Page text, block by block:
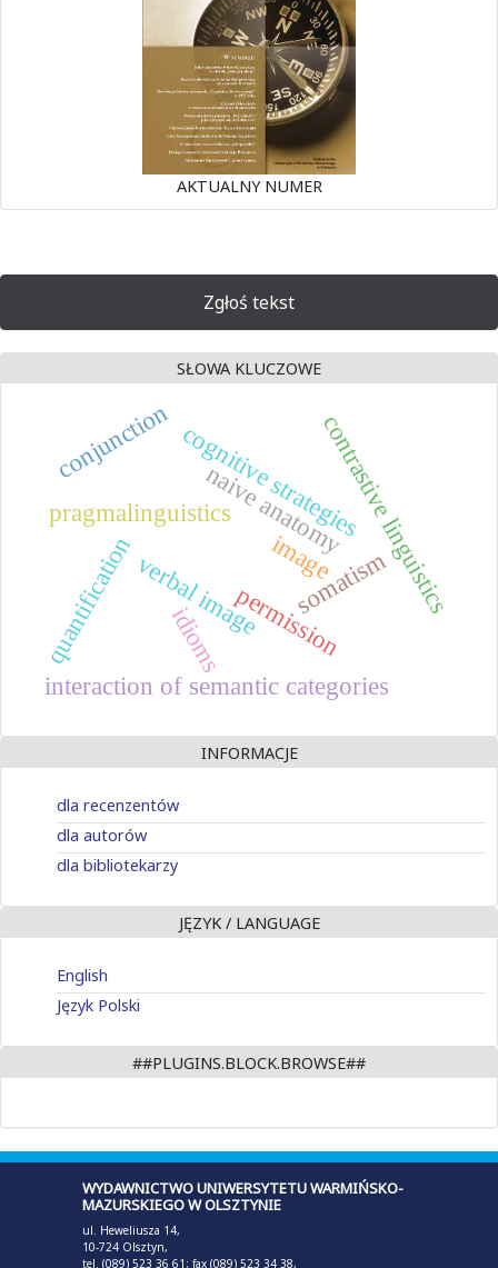
AKTUALNY NUMER
Zgłoś tekst
SŁOWA KLUCZOWE
pragmalinguisticsnaive anatomy
somatism
imagecontrastive linguistics
permission
cognitive strategies
verbal image
idioms
interaction of semantic categories
quantification
conjunction
INFORMACJE
dla recenzentów
dla autorów
dla bibliotekarzy
JĘZYK / LANGUAGE
English
Język Polski
##PLUGINS.BLOCK.BROWSE##
WYDAWNICTWO UNIWERSYTETU WARMIŃSKO-
MAZURSKIEGO W OLSZTYNIE
ul. Heweliusza 14,
10-724 Olsztyn,
tel. (089) 523 36 61; fax (089) 523 34 38,